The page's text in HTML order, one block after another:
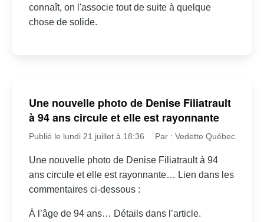
connaît, on l'associe tout de suite à quelque
chose de solide.
Une nouvelle photo de Denise Filiatrault
à 94 ans circule et elle est rayonnante
Publié le lundi 21 juillet à 18:36 Par : Vedette Québec
Une nouvelle photo de Denise Filiatrault à 94
ans circule et elle est rayonnante… Lien dans les
commentaires ci-dessous :
À l’âge de 94 ans… Détails dans l’article.